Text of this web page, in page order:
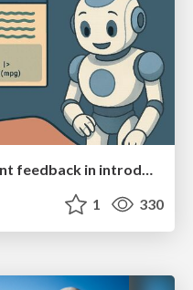
Leveraging LLMs for student feedback in introductory data science courses - posit::conf(2025)
1 330